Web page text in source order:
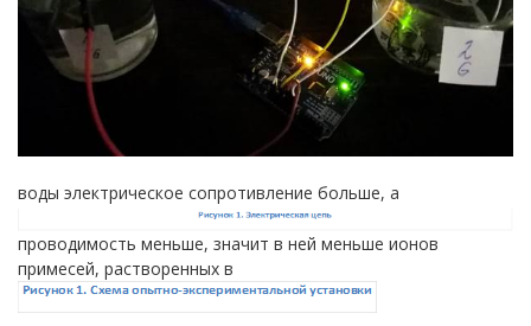
воды электрическое сопротивление больше, а
проводимость меньше, значит в ней меньше ионов
примесей, растворенных в